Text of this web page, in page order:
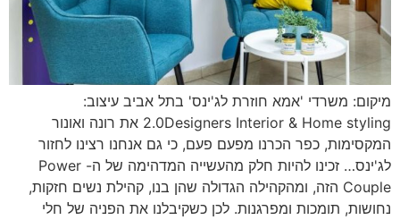
מיקום: משרדי 'אמא חוזרת לג'ינס' בתל אביב עיצוב:
2.0Designers Interior & Home styling את רונה ואונור
המקסימות, כפר הכרנו מפעם פעם, כי גם אנחנו רצינו לחזור
לג'ינס… זכינו להיות חלק מהעשייה המדהימה של ה- Power
Couple הזה, ומהקהילה הגדולה שהן בנו, קהילת נשים חזקות,
נחושות, תומכות ומפרגנות. לכן כשקיבלנו את הפניה של חלי